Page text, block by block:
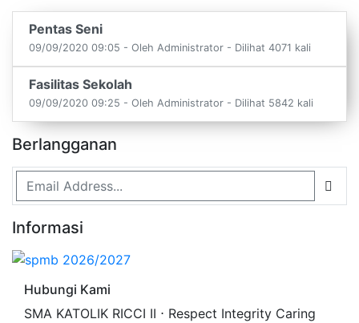
Pentas Seni
09/09/2020 09:05 - Oleh Administrator - Dilihat 4071 kali
Fasilitas Sekolah
09/09/2020 09:25 - Oleh Administrator - Dilihat 5842 kali
Berlangganan
Informasi
Hubungi Kami
SMA KATOLIK RICCI II ⋅ Respect Integrity Caring